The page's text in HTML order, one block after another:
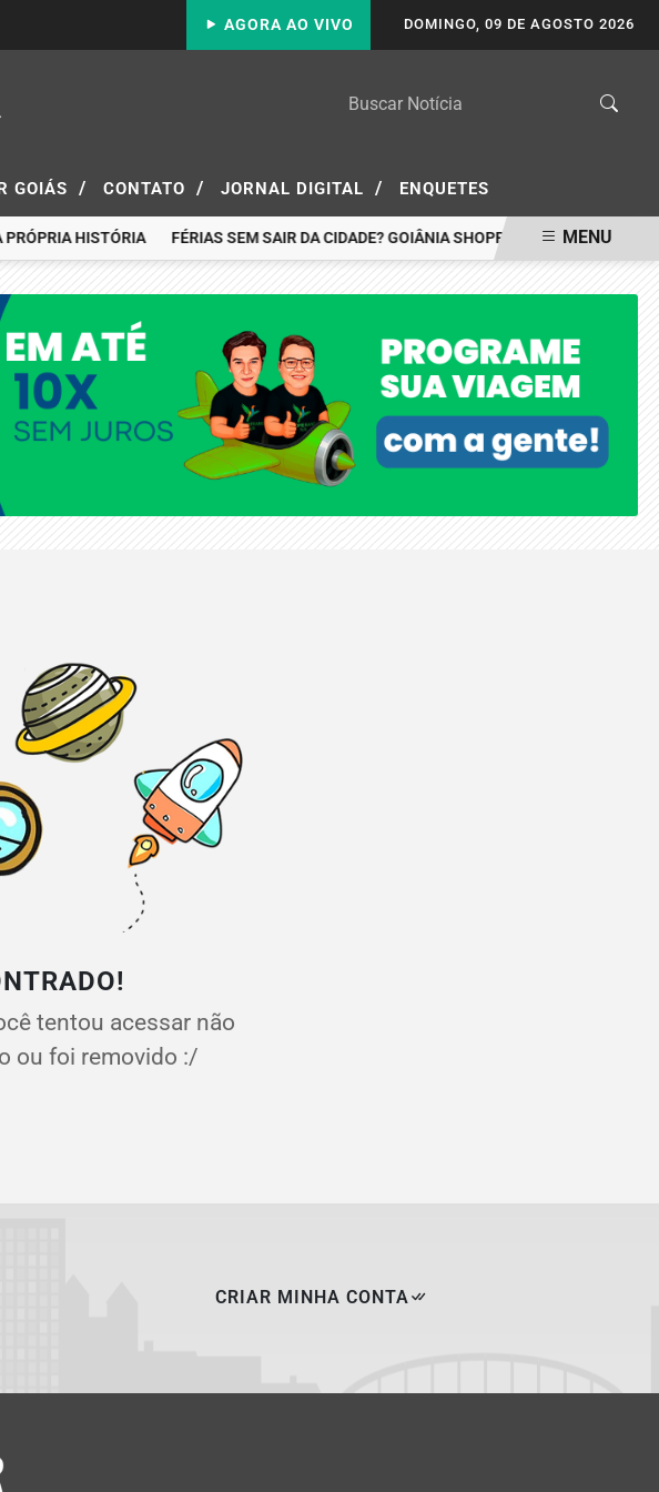
DOMINGO, 09 DE AGOSTO 2026
AGORA AO VIVO
GOIÁS / CONTATO / JORNAL DIGITAL / ENQUETES
HISTÓRIA FÉRIAS SEM SAIR DA CIDADE? GOIÂNIA SHOPPING TEM ATRAÇÕES
MENU
tentou acessar não
ou foi removido :/
CRIAR MINHA CONTA